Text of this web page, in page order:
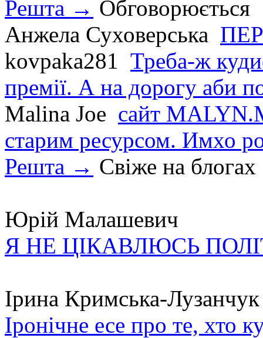
Решта → Обговорюється
Анжела Суховерська
kovpaka281 Треба-ж
премії. А на дорогу аби
Malina Joe сайт
старим ресурсом. Имхо
Решта → Свіже на блогах
Юрій Малашевич
Я НЕ ЦІКАВЛЮСЬ
Ірина Кримська-Лузанчук
Іронічне есе про те, хто